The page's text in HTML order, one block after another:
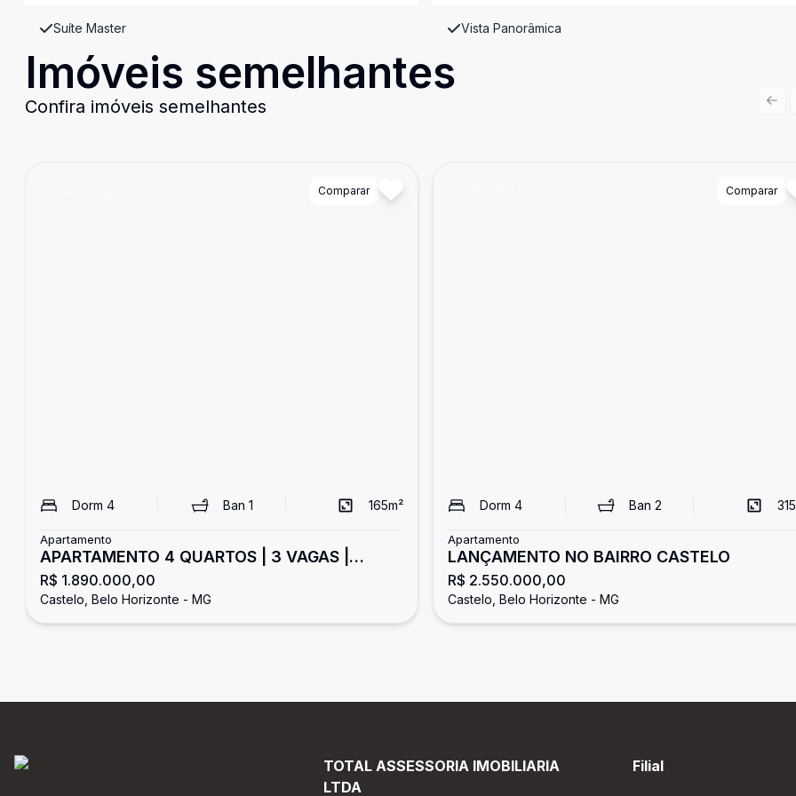
Suíte Master Vista Panorâmica
Imóveis semelhantes
Confira imóveis semelhantes
Comparar
Dorm 4 Ban 1 165m²
Apartamento
APARTAMENTO 4 QUARTOS | 3 VAGAS |
BAIRRO CASTELO
R$ 1.890.000,00
Castelo, Belo Horizonte - MG
Comparar
Dorm 4 Ban 2 315
Apartamento
LANÇAMENTO NO BAIRRO CASTELO
R$ 2.550.000,00
Castelo, Belo Horizonte - MG
TOTAL ASSESSORIA IMOBILIARIA
LTDA
Filial